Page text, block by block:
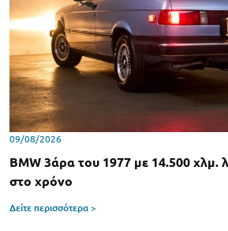
09/08/2026
BMW 3άρα του 1977 με 14.500 χλμ.
στο χρόνο
Δείτε περισσότερα >